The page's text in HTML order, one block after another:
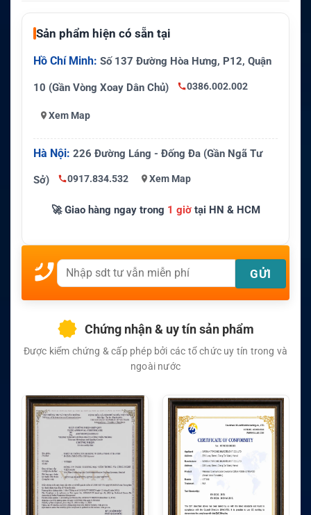
Sản phẩm hiện có sẵn tại
Hồ Chí Minh: Số 137 Đường Hòa Hưng, P12, Quận
10 (Gần Vòng Xoay Dân Chủ) 0386.002.002
Xem Map
Hà Nội: 226 Đường Láng - Đống Đa (Gần Ngã Tư
Sở) 0917.834.532 Xem Map
🚀 Giao hàng ngay trong 1 giờtại HN & HCM
Chứng nhận & uy tín sản phẩm
Được kiểm chứng & cấp phép bởi các tổ chức uy tín trong và
ngoài nước